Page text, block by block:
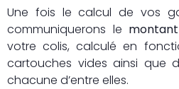
Une fois le calcul de vos
communiquerons le
votre colis, calculé en
cartouches vides ainsi que
chacune d’entre elles.